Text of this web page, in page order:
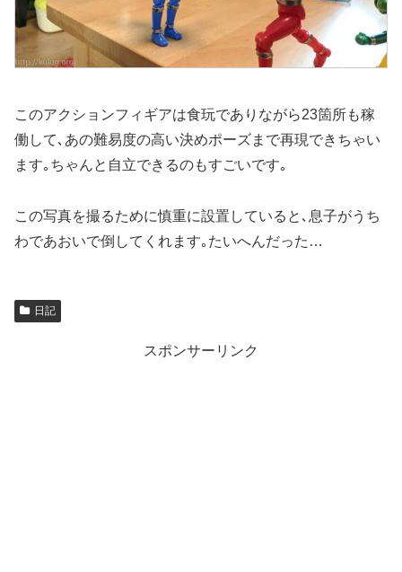
このアクションフィギアは食玩でありながら23箇所も稼
働して､あの難易度の高い決めポーズまで再現できちゃい
ます｡ちゃんと自立できるのもすごいです｡
この写真を撮るために慎重に設置していると､息子がうち
わであおいで倒してくれます｡たいへんだった…
日記
スポンサーリンク